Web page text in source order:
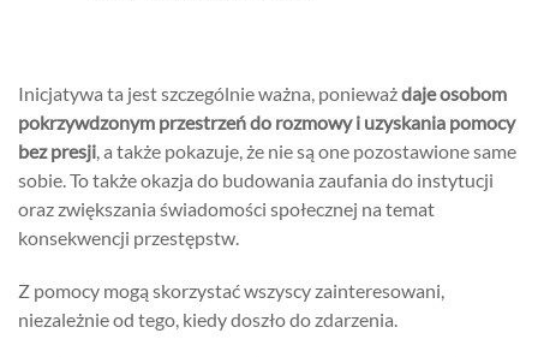
Inicjatywa ta jest szczególnie ważna, ponieważdaje osobom
pokrzywdzonym przestrzeń do rozmowy i uzyskania pomocy
bez presji, a także pokazuje, że nie są one pozostawione same
sobie. To także okazja do budowania zaufania do instytucji
oraz zwiększania świadomości społecznej na temat
konsekwencji przestępstw.
Z pomocy mogą skorzystać wszyscy zainteresowani,
niezależnie od tego, kiedy doszło do zdarzenia.